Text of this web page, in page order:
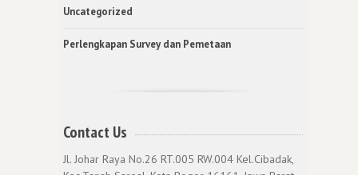
Uncategorized
Perlengkapan Survey dan Pemetaan
Contact Us
Jl. Johar Raya No.26 RT.005 RW.004 Kel.Cibadak,